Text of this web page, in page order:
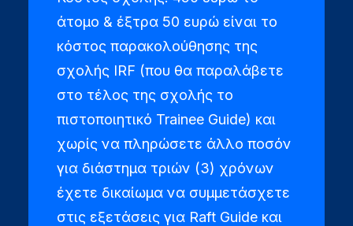
άτομο & έξτρα 50 ευρώ είναι το
κόστος παρακολούθησης της
σχολής IRF (που θα παραλάβετε
στο τέλος της σχολής το
πιστοποιητικό Trainee Guide) και
χωρίς να πληρώσετε άλλο ποσόν
για διάστημα τριών (3) χρόνων
έχετε δικαίωμα να συμμετάσχετε
στις εξετάσεις για Raft Guide και